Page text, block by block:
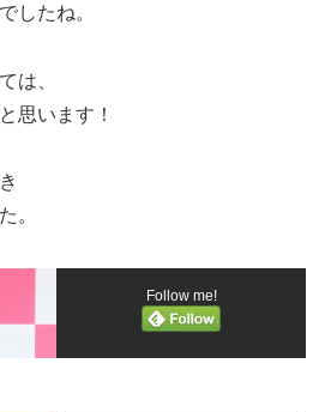
したね。
は、
思います！
。
Follow me!